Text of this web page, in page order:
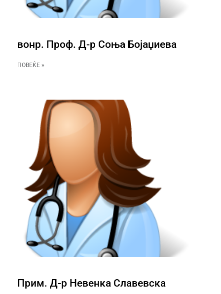
вонр. Проф. Д-р Соња Бојаџиева
ПОВЕЌЕ »
Прим. Д-р Невенка Славевска